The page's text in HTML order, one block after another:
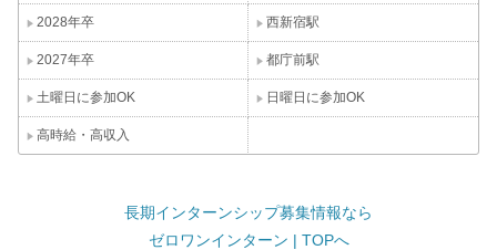
2028年卒 西新宿駅
2027年卒 都庁前駅
土曜日に参加OK 日曜日に参加OK
高時給・高収入
長期インターンシップ募集情報なら
ゼロワンインターン | TOPへ